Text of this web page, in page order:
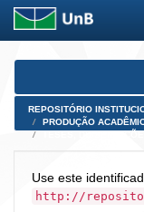
Skip
REPOSITÓRIO
PRODUÇÃO
Use este
http://